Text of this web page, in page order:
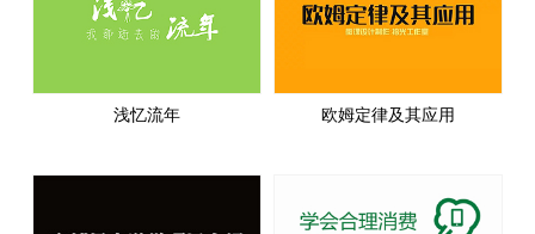
浅忆流年 欧姆定律及其应用